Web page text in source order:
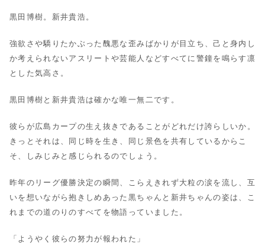
黒田博樹。新井貴浩。
強欲さや驕りたかぶった醜悪な歪みばかりが目立ち、己と身内し
か考えられないアスリートや芸能人などすべてに警鐘を鳴らす凛
とした気高さ。
黒田博樹と新井貴浩は確かな唯一無二です。
彼らが広島カープの生え抜きであることがどれだけ誇らしいか。
きっとそれは、同じ時を生き、同じ景色を共有しているからこ
そ、しみじみと感じられるのでしょう。
昨年のリーグ優勝決定の瞬間、こらえきれず大粒の涙を流し、互
いを想いながら抱きしめあった黒ちゃんと新井ちゃんの姿は、こ
れまでの道のりのすべてを物語っていました。
「ようやく彼らの努力が報われた」